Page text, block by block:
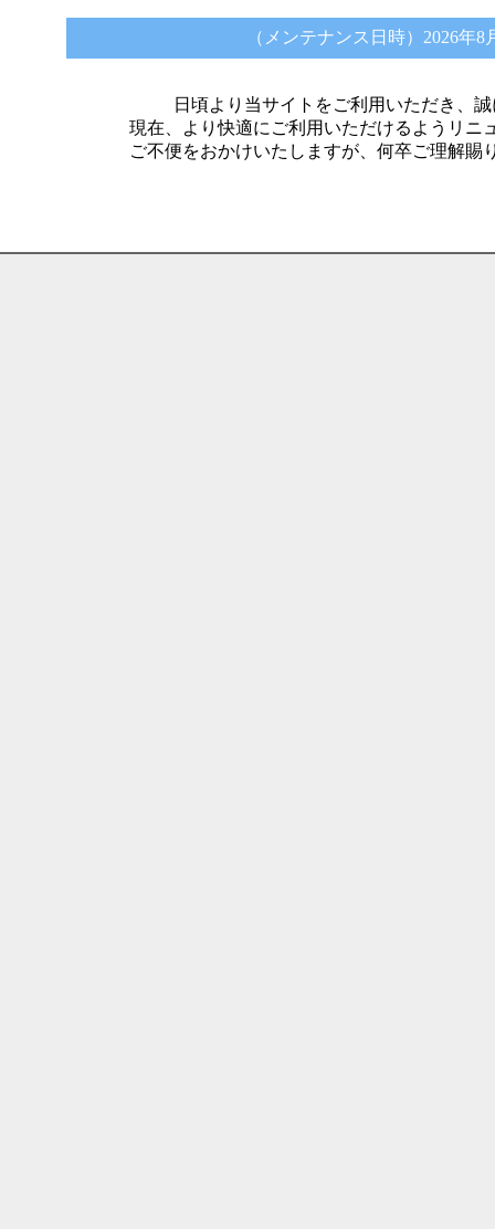
（メンテナンス日時）2026年8
日頃より当サイトをご利用いただき、
現在、より快適にご利用いただけるようリニ
ご不便をおかけいたしますが、何卒ご理解賜